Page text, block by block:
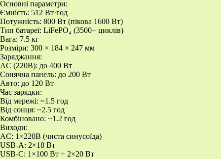
Основні параметри:
Ємність: 512 Вт·год
Потужність: 800 Вт (пікова 1600 Вт)
Тип батареї: LiFePO₄ (3500+ циклів)
Вага: 7.5 кг
Розміри: 300 × 184 × 247 мм
Заряджання:
AC (220В): до 400 Вт
Сонячна панель: до 200 Вт
Авто: до 120 Вт
Час зарядки:
Від мережі: ~1.5 год
Від сонця: ~2.5 год
Комбіновано: ~1.2 год
Виходи:
AC: 1×220В (чиста синусоїда)
USB-A: 2×18 Вт
USB-C: 1×100 Вт + 2×20 Вт